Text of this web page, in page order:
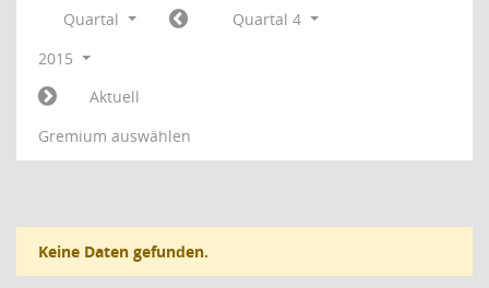
Quartal
Quartal 4
2015
Aktuell
Gremium auswählen
Keine Daten gefunden.